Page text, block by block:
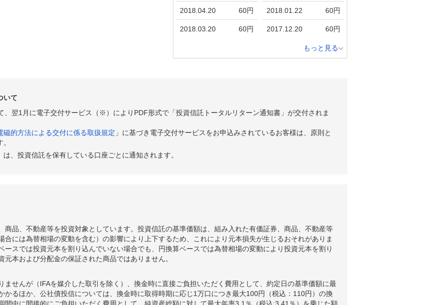
2018.04.20 60円
2018.03.20 60円
2018.01.22 60円
2017.12.20 60円
もっと見る
いて
、翌1月に電子交付サービス（※）によりPDF形式で「投資信託トータルリターン通知書」が交付されま
磁的方法による交付に係る取扱規定 」に基づき電子交付サービスをお申込みされているお客様は、原則と
は、投資信託を保有している口座ごとに通知されます。
商品、不動産等を投資対象としています。投資信託の基準価額は、組み入れた有価証券、商品、不動産等
合には為替相場の変動を含む）の影響により上下するため、これにより元本損失が生じるおそれがありま
ースでは投資元本を割り込んでいない場合でも、円換算ベースでは為替相場の変動により投資元本を割り
本および分配金の保証された商品ではありません。
ませんが（IFAを媒介した取引を除く）、換金時に直接ご負担いただく費用として、約定日の基準価額に最
かるほか、公社債投信については、換金時に取得時期に応じ1万口につき最大100円（税込：110円）の換
間中に間接的にご負担いただく費用として、純資産総額に対して最大年率3.1％（税込:3.41％）を乗じた額